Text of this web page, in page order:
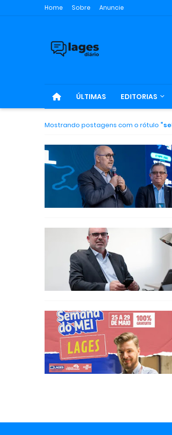
Home Sobre Anuncie
ÚLTIMAS EDITORIAS
Mostrando postagens com o rótulo